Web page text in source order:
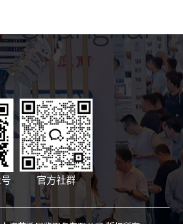
官方社群